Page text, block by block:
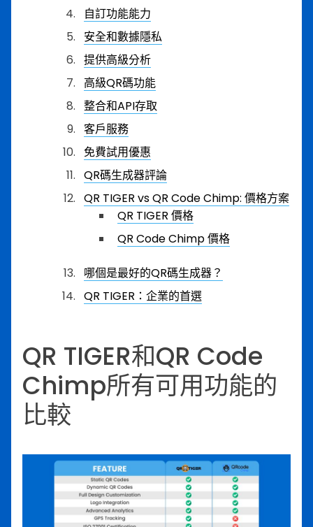
自訂功能能力
安全和數據隱私
提供高級分析
高級QR碼功能
整合和API存取
客戶服務
免費試用優惠
QR碼生成器評論
QR TIGER vs QR Code Chimp: 價格方案
QR TIGER 價格
QR Code Chimp 價格
哪個是最好的QR碼生成器？
QR TIGER：企業的首選
QR TIGER和QR Code
Chimp所有可用功能的
比較